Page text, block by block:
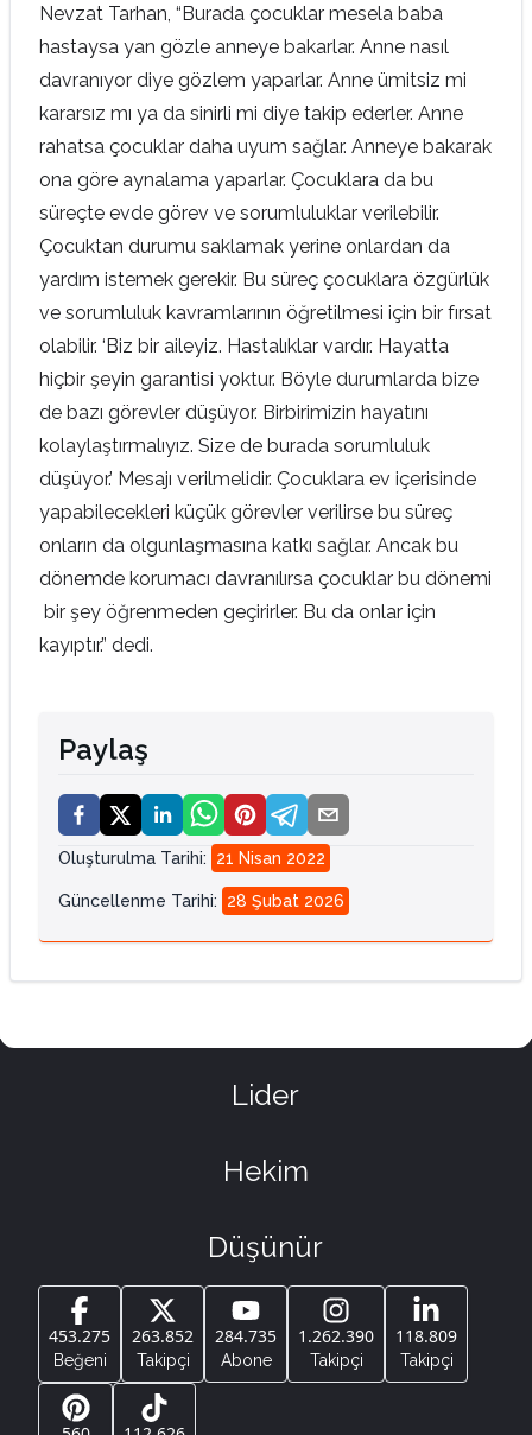
Nevzat Tarhan, “Burada çocuklar mesela baba
hastaysa yan gözle anneye bakarlar. Anne nasıl
davranıyor diye gözlem yaparlar. Anne ümitsiz mi
kararsız mı ya da sinirli mi diye takip ederler. Anne
rahatsa çocuklar daha uyum sağlar. Anneye bakarak
ona göre aynalama yaparlar. Çocuklara da bu
süreçte evde görev ve sorumluluklar verilebilir.
Çocuktan durumu saklamak yerine onlardan da
yardım istemek gerekir. Bu süreç çocuklara özgürlük
ve sorumluluk kavramlarının öğretilmesi için bir fırsat
olabilir. ‘Biz bir aileyiz. Hastalıklar vardır. Hayatta
hiçbir şeyin garantisi yoktur. Böyle durumlarda bize
de bazı görevler düşüyor. Birbirimizin hayatını
kolaylaştırmalıyız. Size de burada sorumluluk
düşüyor.’ Mesajı verilmelidir. Çocuklara ev içerisinde
yapabilecekleri küçük görevler verilirse bu süreç
onların da olgunlaşmasına katkı sağlar. Ancak bu
dönemde korumacı davranılırsa çocuklar bu dönemi
bir şey öğrenmeden geçirirler. Bu da onlar için
kayıptır.” dedi.
Paylaş
Oluşturulma Tarihi: 21 Nisan 2022
Güncellenme Tarihi: 28 Şubat 2026
Lider
Hekim
Düşünür
453.275
Beğeni
263.852
Takipçi
284.735
Abone
1.262.390
Takipçi
118.809
Takipçi